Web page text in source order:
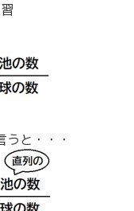
と・・・